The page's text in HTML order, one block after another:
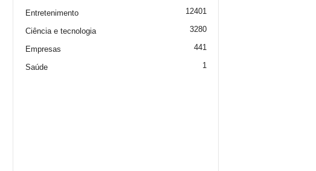
Entretenimento 12401
Ciência e tecnologia 3280
Empresas 441
Saúde 1